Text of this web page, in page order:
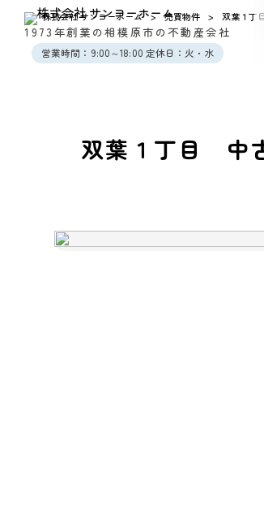
1973年創業の相模原市の不動産会社
営業時間：9:00～18:00 定休日：火・水
株式会社 サンヨーホーム > 売買物件 > 双葉１丁
双葉１丁目 中